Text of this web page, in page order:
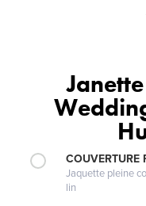
COUVERTURE
Jaquette pleine
lin